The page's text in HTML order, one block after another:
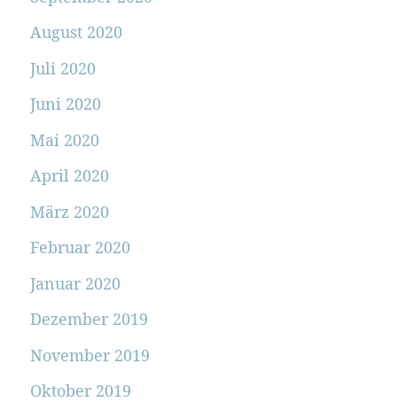
August 2020
Juli 2020
Juni 2020
Mai 2020
April 2020
März 2020
Februar 2020
Januar 2020
Dezember 2019
November 2019
Oktober 2019